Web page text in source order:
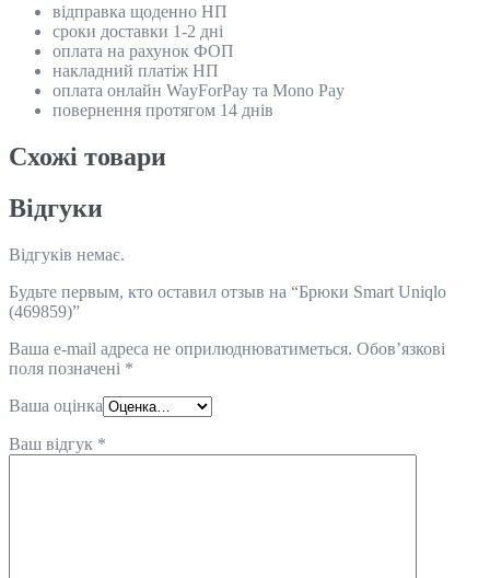
відправка щоденно НП
сроки доставки 1-2 дні
оплата на рахунок ФОП
накладний платіж НП
оплата онлайн WayForPay та Mono Pay
повернення протягом 14 днів
Схожi товари
Відгуки
Відгуків немає.
Будьте первым, кто оставил отзыв на “Брюки Smart Uniqlo
(469859)”
Ваша e-mail адреса не оприлюднюватиметься. Обов’язкові
поля позначені *
Ваша оцінка
Ваш відгук *